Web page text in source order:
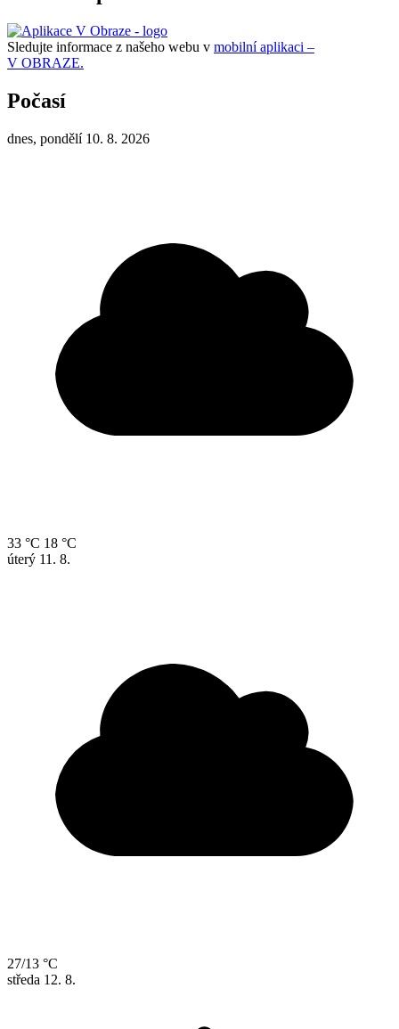
Sledujte informace z našeho webu v mobilní aplikaci –
V OBRAZE.
Počasí
dnes, pondělí 10. 8. 2026
33 °C 18 °C
úterý 11. 8.
27/13 °C
středa 12. 8.